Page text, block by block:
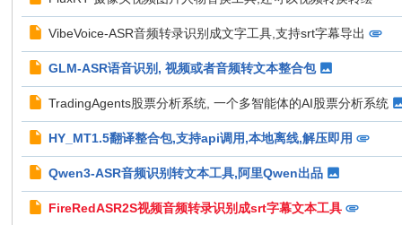
VibeVoice-ASR音频转录识别成文字工具,支持srt字幕导出
GLM-ASR语音识别, 视频或者音频转文本整合包
TradingAgents股票分析系统, 一个多智能体的AI股票分析系统
HY_MT1.5翻译整合包,支持api调用,本地离线,解压即用
Qwen3-ASR音频识别转文本工具,阿里Qwen出品
FireRedASR2S视频音频转录识别成srt字幕文本工具